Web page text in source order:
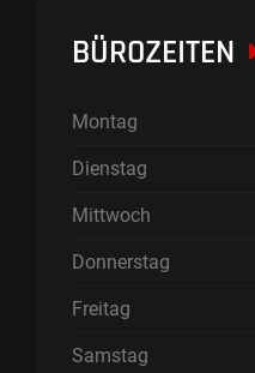
BÜROZEITEN
Montag
Dienstag
Mittwoch
Donnerstag
Freitag
Samstag